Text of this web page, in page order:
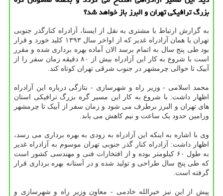
بزرگ ترافیکی تهران و البرز باز خواهد شد؟
به گزارش ارتباط با مشتری به نقل از ایسنا، آزادراه کنارگذر جنوبی
تهران یا همان آزادراه غدیر که از اواخر سال ۱۳۹۳ کلید خورد و قرار
بود طی پنج سال به اتمام برسد الان آماده بهره برداری شده و مقرر
است با شروع به کار این آزادراه بیش از ۸۰ دقیقه زمان سفر را از
آبیک تا حوالی چرمشهر در جنوب شرقی تهران کوتاه کند.
محمد اسلامی - وزیر راه و شهرسازی - بتازگی درباره این آزادراه
اظهار داشت: با شروع به کار این مسیر گره بزرگ ترافیکی استان
های تهران و البرز برطرف می شود و زمان سفر از آبیک تا چرمشهر
ورامین حدود یک ساعت و نیم کاهش می یابد.
وی با اشاره به اینکه این آزادراه به زودی به بهره برداری می رسد،
اظهار داشت: آزادراه کنار گذر جنوبی تهران موسوم به آزادراه غدیر
به طول ۶۰ کیلومتر بوده و از افتخارات فنی و مهندسی کشور است
که طی پنج سال طراحی و تولید شده و در آستانه بهره برداری قرار
گرفته است.
پیش از این نیز خیرالله خادمی - معاون وزیر راه و شهرسازی و